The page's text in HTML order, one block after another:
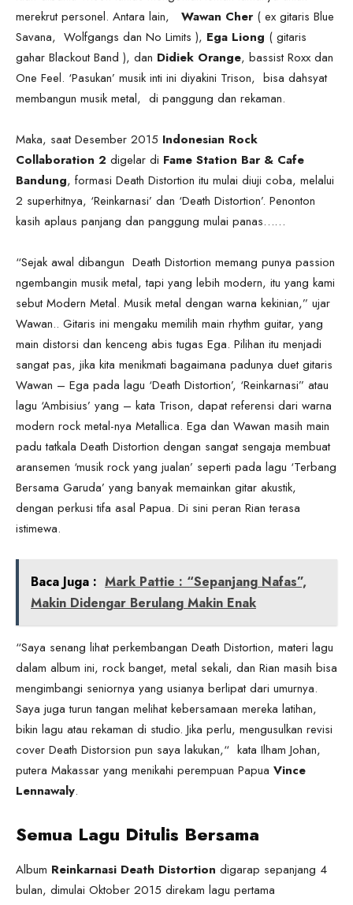
merekrut personel. Antara lain, Wawan Cher( ex gitaris Blue
Savana, Wolfgangs dan No Limits ), Ega Liong ( gitaris
gahar Blackout Band ), dan Didiek Orange, bassist Roxx dan
One Feel. ‘Pasukan’ musik inti ini diyakini Trison, bisa dahsyat
membangun musik metal, di panggung dan rekaman.
Maka, saat Desember 2015 Indonesian Rock
Collaboration 2 digelar di Fame Station Bar & Cafe
Bandung, formasi Death Distortion itu mulai diuji coba, melalui
2 superhitnya, ‘Reinkarnasi’ dan ‘Death Distortion’. Penonton
kasih aplaus panjang dan panggung mulai panas……
“Sejak awal dibangun Death Distortion memang punya passion
ngembangin musik metal, tapi yang lebih modern, itu yang kami
sebut Modern Metal. Musik metal dengan warna kekinian,” ujar
Wawan.. Gitaris ini mengaku memilih main rhythm guitar, yang
main distorsi dan kenceng abis tugas Ega. Pilihan itu menjadi
sangat pas, jika kita menikmati bagaimana padunya duet gitaris
Wawan – Ega pada lagu ‘Death Distortion’, ‘Reinkarnasi” atau
lagu ‘Ambisius’ yang – kata Trison, dapat referensi dari warna
modern rock metal-nya Metallica. Ega dan Wawan masih main
padu tatkala Death Distortion dengan sangat sengaja membuat
aransemen ‘musik rock yang jualan’ seperti pada lagu ‘Terbang
Bersama Garuda’ yang banyak memainkan gitar akustik,
dengan perkusi tifa asal Papua. Di sini peran Rian terasa
istimewa.
Baca Juga : Mark Pattie : “Sepanjang Nafas”,
Makin Didengar Berulang Makin Enak
“Saya senang lihat perkembangan Death Distortion, materi lagu
dalam album ini, rock banget, metal sekali, dan Rian masih bisa
mengimbangi seniornya yang usianya berlipat dari umurnya.
Saya juga turun tangan melihat kebersamaan mereka latihan,
bikin lagu atau rekaman di studio. Jika perlu, mengusulkan revisi
cover Death Distorsion pun saya lakukan,“ kata Ilham Johan,
putera Makassar yang menikahi perempuan Papua Vince
Lennawaly.
Semua Lagu Ditulis Bersama
Album Reinkarnasi Death Distortion digarap sepanjang 4
bulan, dimulai Oktober 2015 direkam lagu pertama